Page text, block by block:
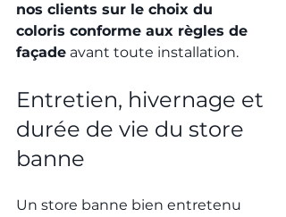
nos clients sur le choix du
coloris conforme aux règles de
façade avant toute installation.
Entretien, hivernage et
durée de vie du store
banne
Un store banne bien entretenu